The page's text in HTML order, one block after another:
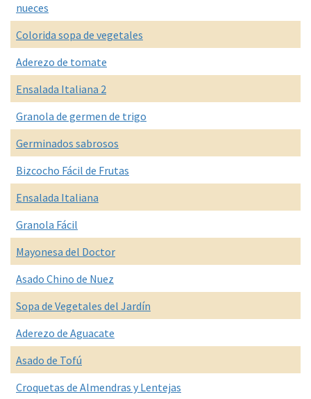
nueces
Colorida sopa de vegetales
Aderezo de tomate
Ensalada Italiana 2
Granola de germen de trigo
Germinados sabrosos
Bizcocho Fácil de Frutas
Ensalada Italiana
Granola Fácil
Mayonesa del Doctor
Asado Chino de Nuez
Sopa de Vegetales del Jardín
Aderezo de Aguacate
Asado de Tofú
Croquetas de Almendras y Lentejas